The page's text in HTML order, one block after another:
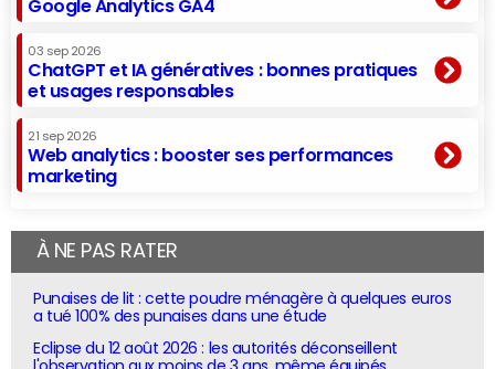
Google Analytics GA4
03 sep 2026
ChatGPT et IA génératives : bonnes pratiques
et usages responsables
21 sep 2026
Web analytics : booster ses performances
marketing
À NE PAS RATER
Punaises de lit : cette poudre ménagère à quelques euros
a tué 100% des punaises dans une étude
Eclipse du 12 août 2026 : les autorités déconseillent